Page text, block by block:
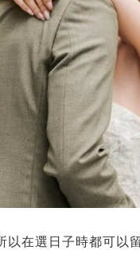
以在選日子時都可以